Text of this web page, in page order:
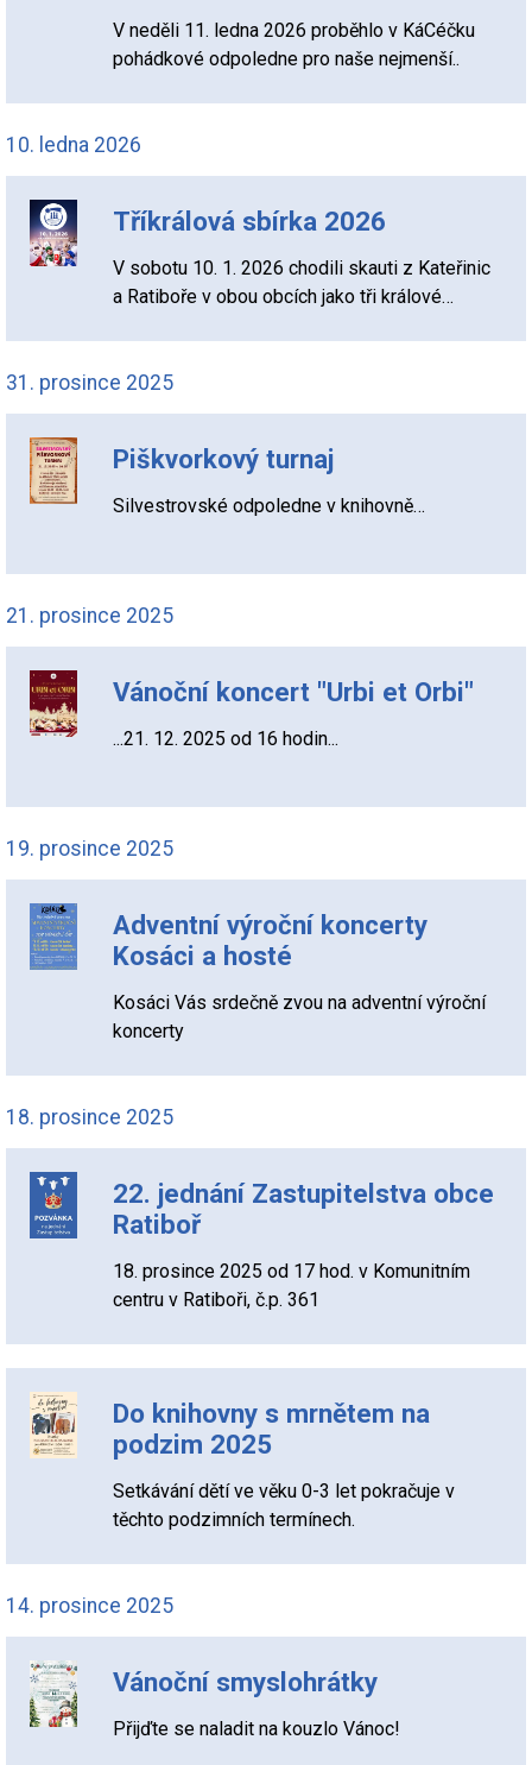
V neděli 11. ledna 2026 proběhlo v KáCéčku
pohádkové odpoledne pro naše nejmenší..
10. ledna 2026
Tříkrálová sbírka 2026
V sobotu 10. 1. 2026 chodili skauti z Kateřinic
a Ratiboře v obou obcích jako tři králové…
31. prosince 2025
Piškvorkový turnaj
Silvestrovské odpoledne v knihovně…
21. prosince 2025
Vánoční koncert "Urbi et Orbi"
...21. 12. 2025 od 16 hodin...
19. prosince 2025
Adventní výroční koncerty
Kosáci a hosté
Kosáci Vás srdečně zvou na adventní výroční
koncerty
18. prosince 2025
22. jednání Zastupitelstva obce
Ratiboř
18. prosince 2025 od 17 hod. v Komunitním
centru v Ratiboři, č.p. 361
Do knihovny s mrnětem na
podzim 2025
Setkávání dětí ve věku 0-3 let pokračuje v
těchto podzimních termínech.
14. prosince 2025
Vánoční smyslohrátky
Přijďte se naladit na kouzlo Vánoc!